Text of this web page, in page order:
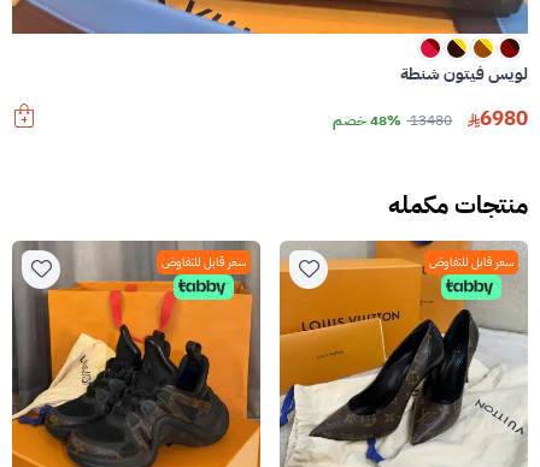
لويس فيتون شنطة
6980
13480 48% خصم
منتجات مكمله
سعر قابل للتفاوض سعر قابل للتفاوض